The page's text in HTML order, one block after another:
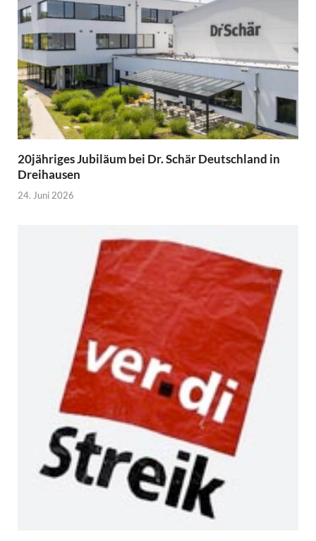
20jähriges Jubiläum bei Dr. Schär Deutschland in
Dreihausen
24. Juni 2026